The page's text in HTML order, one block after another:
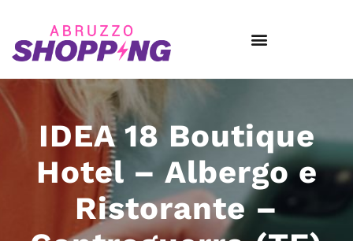
IDEA 18 Boutique
Hotel – Albergo e
Ristorante –